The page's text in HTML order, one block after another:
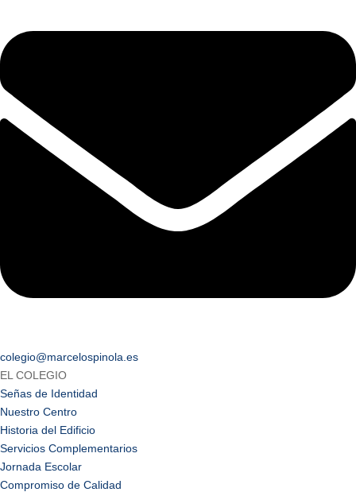
colegio@marcelospinola.es
EL COLEGIO
Señas de Identidad
Nuestro Centro
Historia del Edificio
Servicios Complementarios
Jornada Escolar
Compromiso de Calidad